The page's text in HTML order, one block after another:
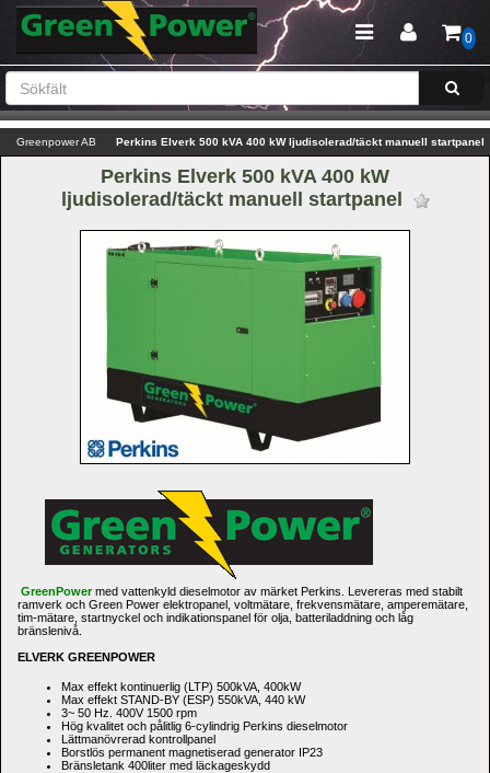
0
Greenpower AB Perkins Elverk 500 kVA 400 kW ljudisolerad/täckt manuell startpanel
Perkins Elverk 500 kVA 400 kW
ljudisolerad/täckt manuell startpanel
GreenPower med vattenkyld dieselmotor av märket Perkins. Levereras med stabilt
ramverk och Green Power elektropanel, voltmätare, frekvensmätare, amperemätare,
tim-mätare, startnyckel och indikationspanel för olja, batteriladdning och låg
bränslenivå.
ELVERK GREENPOWER
Max effekt kontinuerlig (LTP) 500kVA, 400kW
Max effekt STAND-BY (ESP) 550kVA, 440 kW
3~ 50 Hz. 400V 1500 rpm
Hög kvalitet och pålitlig 6-cylindrig Perkins dieselmotor
Lättmanövrerad kontrollpanel
Borstlös permanent magnetiserad generator IP23
Bränsletank 400liter med läckageskydd